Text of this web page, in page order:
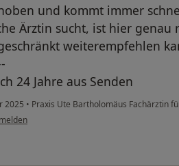
und kommt immer
Ärztin sucht, ist hier genau
weiterempfehlen
24 Jahre aus Senden
2025 • Praxis Ute Bartholomäus Fachärztin